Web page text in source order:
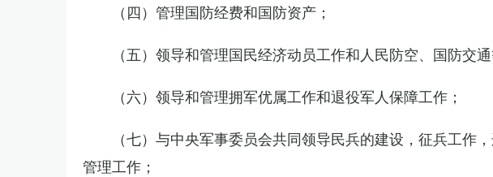
（四）管理国防经费和国防资产；
（五）领导和管理国民经济动员工作和人民防空、国防交
（六）领导和管理拥军优属工作和退役军人保障工作；
（七）与中央军事委员会共同领导民兵的建设，征兵工作
管理工作；